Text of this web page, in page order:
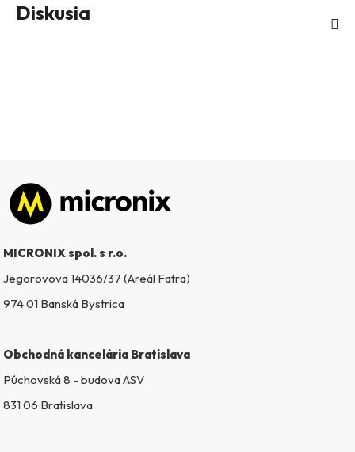
Diskusia
Zápätie
MICRONIX spol. s r.o.
Jegorovova 14036/37 (Areál Fatra)
974 01 Banská Bystrica
Obchodná kancelária Bratislava
Púchovská 8 - budova ASV
831 06 Bratislava